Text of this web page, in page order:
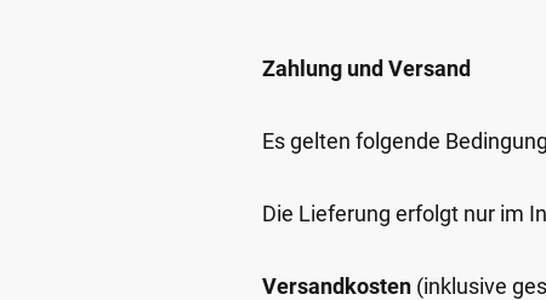
Zahlung und Versand
Es gelten folgende
Die Lieferung erfolgt nur im
Versandkosten (inklusive